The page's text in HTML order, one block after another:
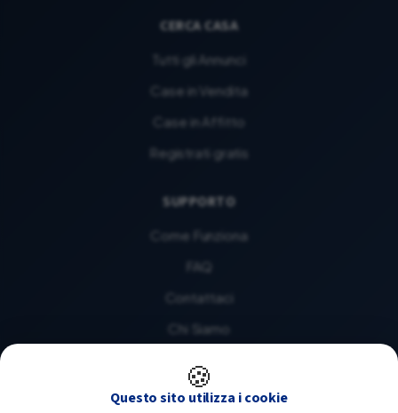
CERCA CASA
Tutti gli Annunci
Case in Vendita
Case in Affitto
Registrati gratis
SUPPORTO
Come Funziona
FAQ
Contattaci
Chi Siamo
LEGALE
🍪
Questo sito utilizza i cookie